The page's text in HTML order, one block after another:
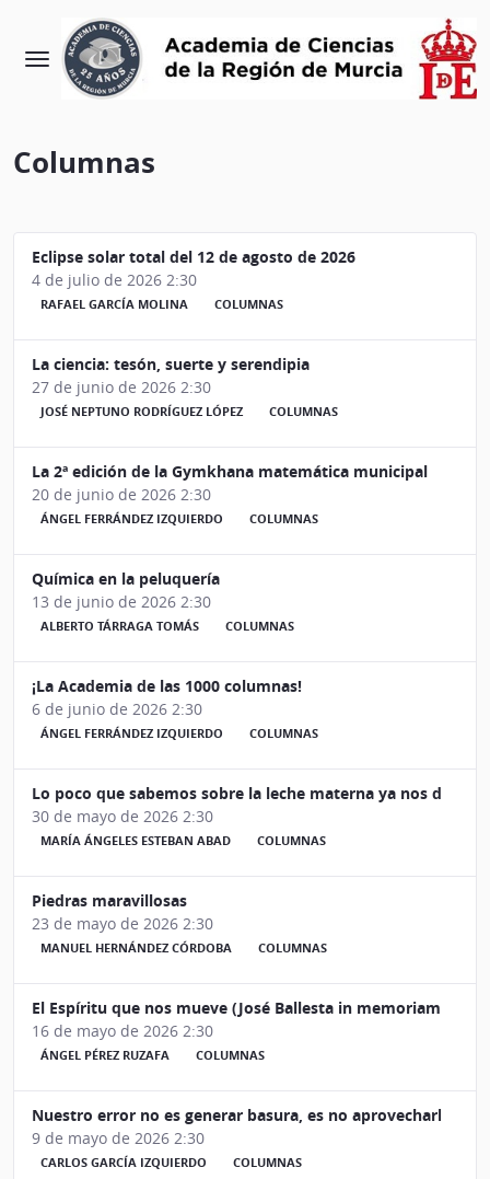
Columnas
Eclipse solar total del 12 de agosto de 2026
4 de julio de 2026 2:30
RAFAEL GARCÍA MOLINA COLUMNAS
La ciencia: tesón, suerte y serendipia
27 de junio de 2026 2:30
JOSÉ NEPTUNO RODRÍGUEZ LÓPEZ COLUMNAS
La 2ª edición de la Gymkhana matemática municipal
20 de junio de 2026 2:30
ÁNGEL FERRÁNDEZ IZQUIERDO COLUMNAS
Química en la peluquería
13 de junio de 2026 2:30
ALBERTO TÁRRAGA TOMÁS COLUMNAS
¡La Academia de las 1000 columnas!
6 de junio de 2026 2:30
ÁNGEL FERRÁNDEZ IZQUIERDO COLUMNAS
Lo poco que sabemos sobre la leche materna ya nos dice
30 de mayo de 2026 2:30
MARÍA ÁNGELES ESTEBAN ABAD COLUMNAS
Piedras maravillosas
23 de mayo de 2026 2:30
MANUEL HERNÁNDEZ CÓRDOBA COLUMNAS
El Espíritu que nos mueve (José Ballesta in memoriam)
16 de mayo de 2026 2:30
ÁNGEL PÉREZ RUZAFA COLUMNAS
Nuestro error no es generar basura, es no aprovecharla
9 de mayo de 2026 2:30
CARLOS GARCÍA IZQUIERDO COLUMNAS